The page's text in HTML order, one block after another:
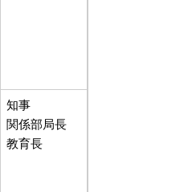
知事
関係部局長
教育長